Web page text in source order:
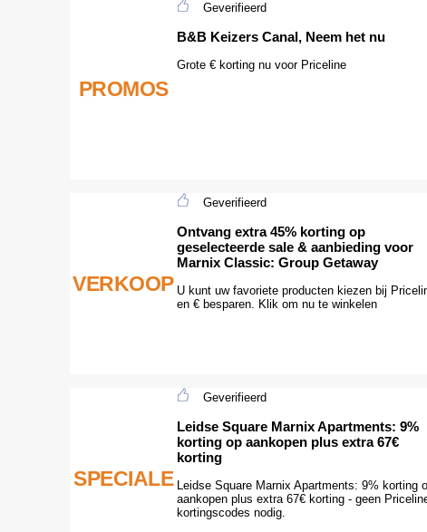
PROMOS
Geverifieerd
B&B Keizers Canal, Neem het nu
Grote € korting nu voor Priceline
VERKOOP
Geverifieerd
Ontvang extra 45% korting op
geselecteerde sale & aanbieding voor
Marnix Classic: Group Getaway
U kunt uw favoriete producten kiezen bij
en € besparen. Klik om nu te winkelen
SPECIALE
Geverifieerd
Leidse Square Marnix Apartments: 9%
korting op aankopen plus extra 67€
korting
Leidse Square Marnix Apartments: 9% korting
aankopen plus extra 67€ korting - geen
kortingscodes nodig.